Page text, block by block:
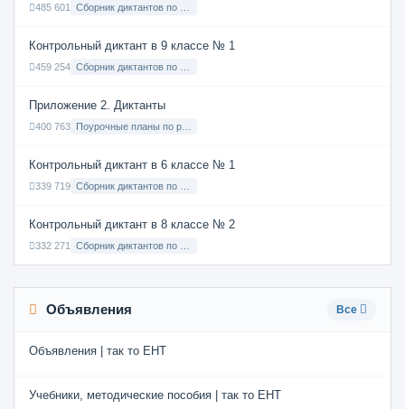
485 601
Контрольный диктант в 9 классе № 1
459 254
Приложение 2. Диктанты
400 763
Контрольный диктант в 6 классе № 1
339 719
Контрольный диктант в 8 классе № 2
332 271
Объявления Все
Объявления | так то ЕНТ
Учебники, методические пособия | так то ЕНТ